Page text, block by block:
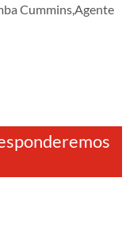
Cummins,Agente